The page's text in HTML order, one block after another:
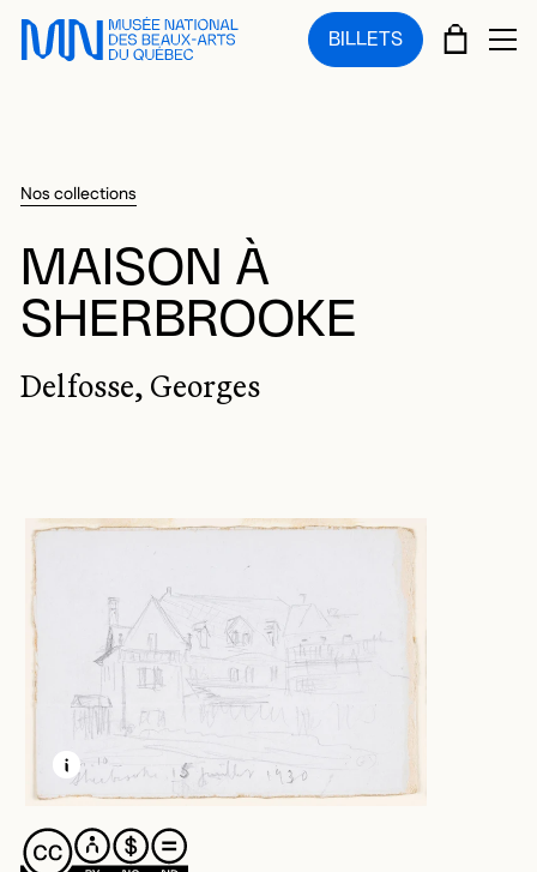
Sauter au menu principal
Sauter au contenu principal
Sauter au pied de page
BILLETS PANIER
Nos collections
MAISON À
SHERBROOKE
Delfosse, Georges
EN SAVOIR PLUS SUR CETTE IMAGE
OUVRIR LA MODALE